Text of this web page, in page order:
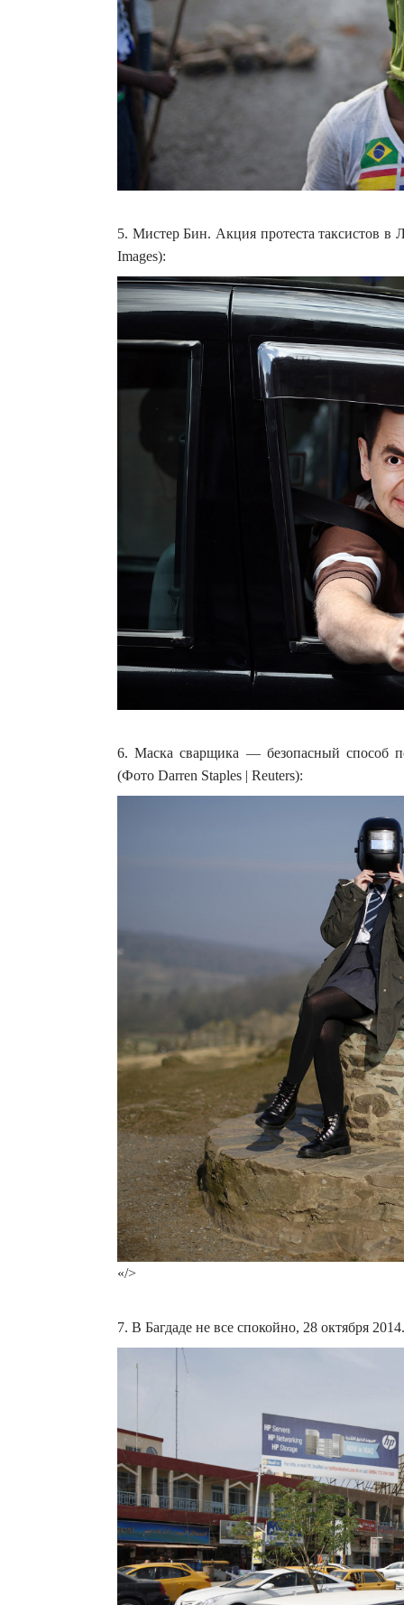
5. Мистер Бин. Акция протеста таксистов
Images):
6. Маска сварщика — безопасный способ
(Фото Darren Staples | Reuters):
«/>
7. В Багдаде не все спокойно, 28 октября